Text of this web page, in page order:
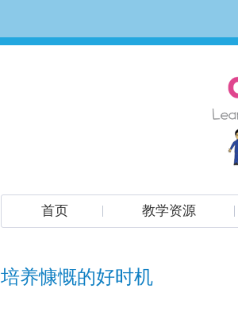
首页 教学资源
培养慷慨的好时机